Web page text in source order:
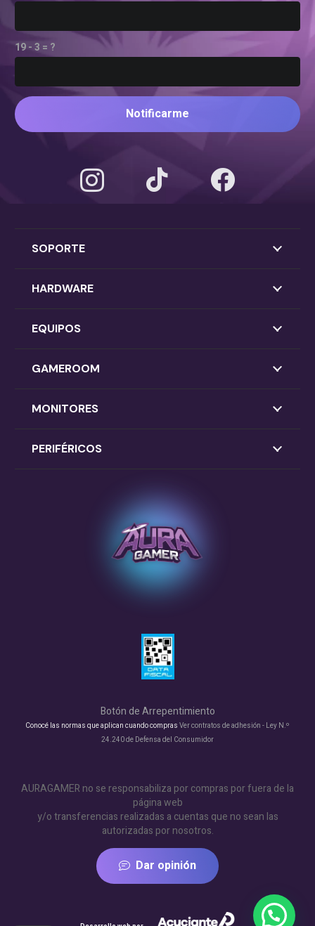
19 - 3 = ?
Notificarme
SOPORTE
HARDWARE
EQUIPOS
GAMEROOM
MONITORES
PERIFÉRICOS
Botón de Arrepentimiento
Conocé las normas que aplican cuando compras Ver contratos de adhesión - Ley N.º
24.240 de Defensa del Consumidor
AURAGAMER no se responsabiliza por compras por fuera de la
página web
y/o transferencias realizadas a cuentas que no sean las
autorizadas por nosotros.
Dar opinión